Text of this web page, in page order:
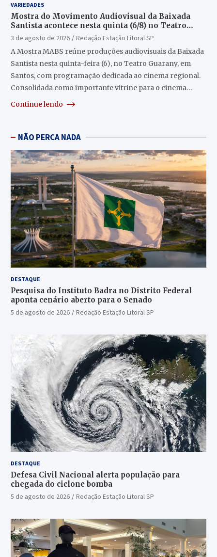
VARIEDADES
Mostra do Movimento Audiovisual da Baixada
Santista acontece nesta quinta (6/8) no Teatro
Guarany
3 de agosto de 2026
Redação Estação Litoral SP
A Mostra MABS reúne produções audiovisuais da Baixada
Santista nesta quinta-feira (6), no Teatro Guarany, em
Santos, com programação dedicada ao cinema regional.
Consolidada como importante vitrine para o cinema…
Continue lendo
NÃO PERCA NADA
DESTAQUE
Pesquisa do Instituto Badra no Distrito Federal
aponta cenário aberto para o Senado
5 de agosto de 2026 Redação Estação Litoral SP
DESTAQUE
Defesa Civil Nacional alerta população para
chegada do ciclone bomba
5 de agosto de 2026 Redação Estação Litoral SP